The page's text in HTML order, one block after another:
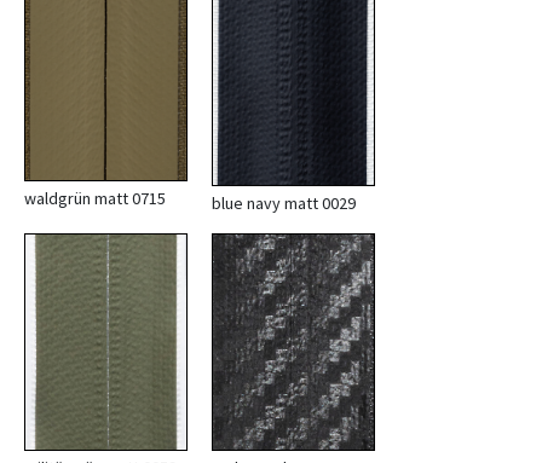
waldgrün matt 0715 blue navy matt 0029